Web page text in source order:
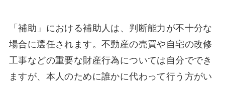
「補助」における補助人は、判断能力が不十分な
場合に選任されます。不動産の売買や自宅の改修
工事などの重要な財産行為については自分ででき
ますが、本人のために誰かに代わって行う方がい